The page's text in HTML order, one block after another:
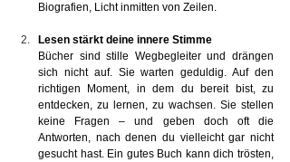
Biografien, Licht inmitten von Zeilen.
Lesen stärkt deine innere Stimme
Bücher sind stille Wegbegleiter und drängen
sich nicht auf. Sie warten geduldig. Auf den
richtigen Moment, in dem du bereit bist, zu
entdecken, zu lernen, zu wachsen. Sie stellen
keine Fragen – und geben doch oft die
Antworten, nach denen du vielleicht gar nicht
gesucht hast. Ein gutes Buch kann dich trösten,